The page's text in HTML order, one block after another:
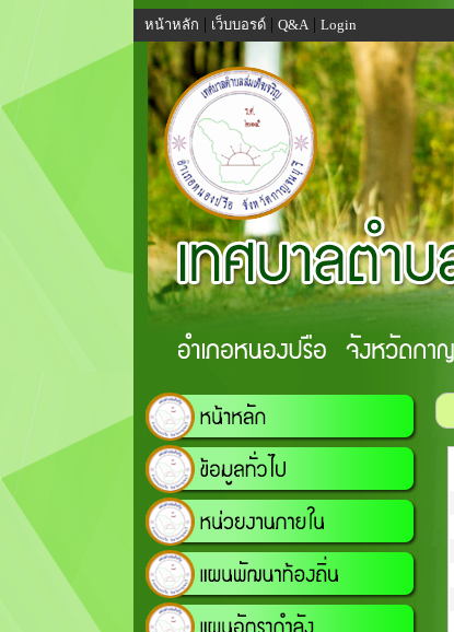
หน้าหลัก | เว็บบอรด์ | Q&A | Login